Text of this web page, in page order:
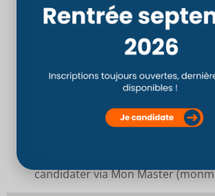
titulaires du DO de faire valoir leur
Plusieurs masters sont plus
accessibles dans le cadre d’un
pendant la formation en
année), via des partenariats avec
comme le CSO Paris.
Il est fortement conseillé de
directement les responsables
candidater via Mon Master